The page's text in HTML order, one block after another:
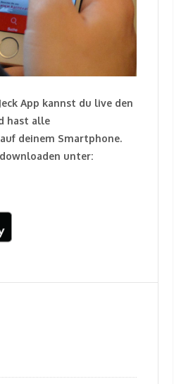
App kannst du live den
hast alle
deinem Smartphone.
unter: